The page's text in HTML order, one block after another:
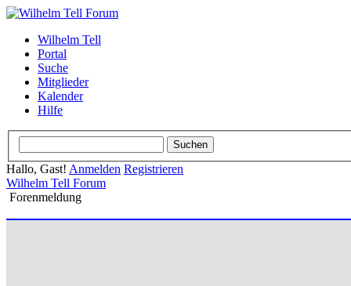
Wilhelm Tell
Portal
Suche
Mitglieder
Kalender
Hilfe
Hallo, Gast! Anmelden Registrieren
Wilhelm Tell Forum
Forenmeldung